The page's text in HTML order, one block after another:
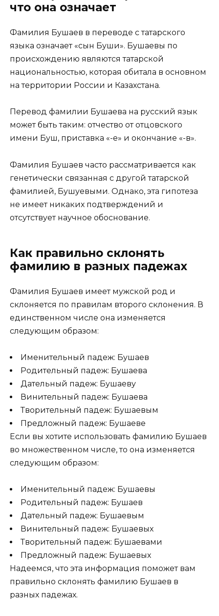
что она означает
Фамилия Бушаев в переводе с татарского
языка означает «сын Буши». Бушаевы по
происхождению являются татарской
национальностью, которая обитала в основном
на территории России и Казахстана.
Перевод фамилии Бушаева на русский язык
может быть таким: отчество от отцовского
имени Буш, приставка «-е» и окончание «-в».
Фамилия Бушаев часто рассматривается как
генетически связанная с другой татарской
фамилией, Бушуевыми. Однако, эта гипотеза
не имеет никаких подтверждений и
отсутствует научное обоснование.
Как правильно склонять
фамилию в разных падежах
Фамилия Бушаев имеет мужской род и
склоняется по правилам второго склонения. В
единственном числе она изменяется
следующим образом:
Именительный падеж: Бушаев
Родительный падеж: Бушаева
Дательный падеж: Бушаеву
Винительный падеж: Бушаева
Творительный падеж: Бушаевым
Предложный падеж: Бушаеве
Если вы хотите использовать фамилию Бушаев
во множественном числе, то она изменяется
следующим образом:
Именительный падеж: Бушаевы
Родительный падеж: Бушаев
Дательный падеж: Бушаевым
Винительный падеж: Бушаевых
Творительный падеж: Бушаевами
Предложный падеж: Бушаевых
Надеемся, что эта информация поможет вам
правильно склонять фамилию Бушаев в
разных падежах.